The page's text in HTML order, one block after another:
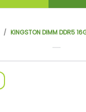
/ KINGSTON DIMM DDR5